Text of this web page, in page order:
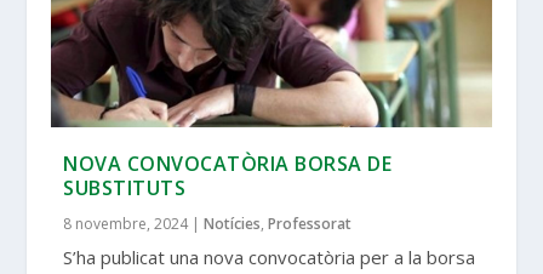
NOVA CONVOCATÒRIA BORSA DE
SUBSTITUTS
8 novembre, 2024|Notícies,Professorat
S’ha publicat una nova convocatòria per a la borsa